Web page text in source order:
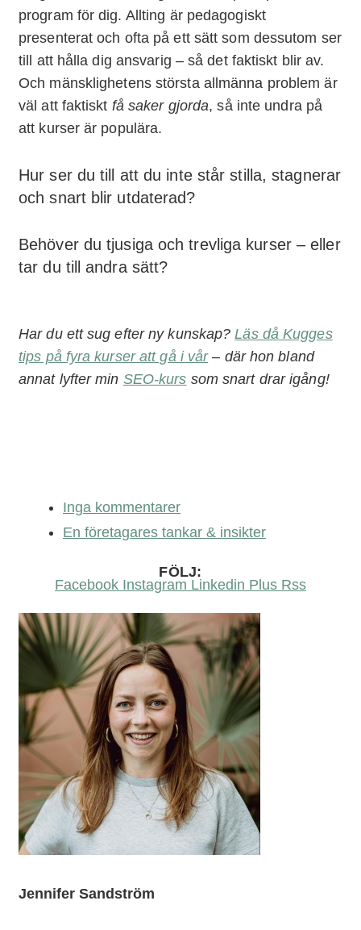
program för dig. Allting är pedagogiskt
presenterat och ofta på ett sätt som dessutom ser
till att hålla dig ansvarig – så det faktiskt blir av.
Och mänsklighetens största allmänna problem är
väl att faktiskt få saker gjorda, så inte undra på
att kurser är populära.
Hur ser du till att du inte står stilla, stagnerar
och snart blir utdaterad?
Behöver du tjusiga och trevliga kurser – eller
tar du till andra sätt?
Har du ett sug efter ny kunskap?Läs då Kugges
tips på fyra kurser att gå i vår– där hon bland
annat lyfter min SEO-kurs som snart drar igång!
Inga kommentarer
En företagares tankar & insikter
FÖLJ:
Facebook Instagram Linkedin Plus Rss
Jennifer Sandström